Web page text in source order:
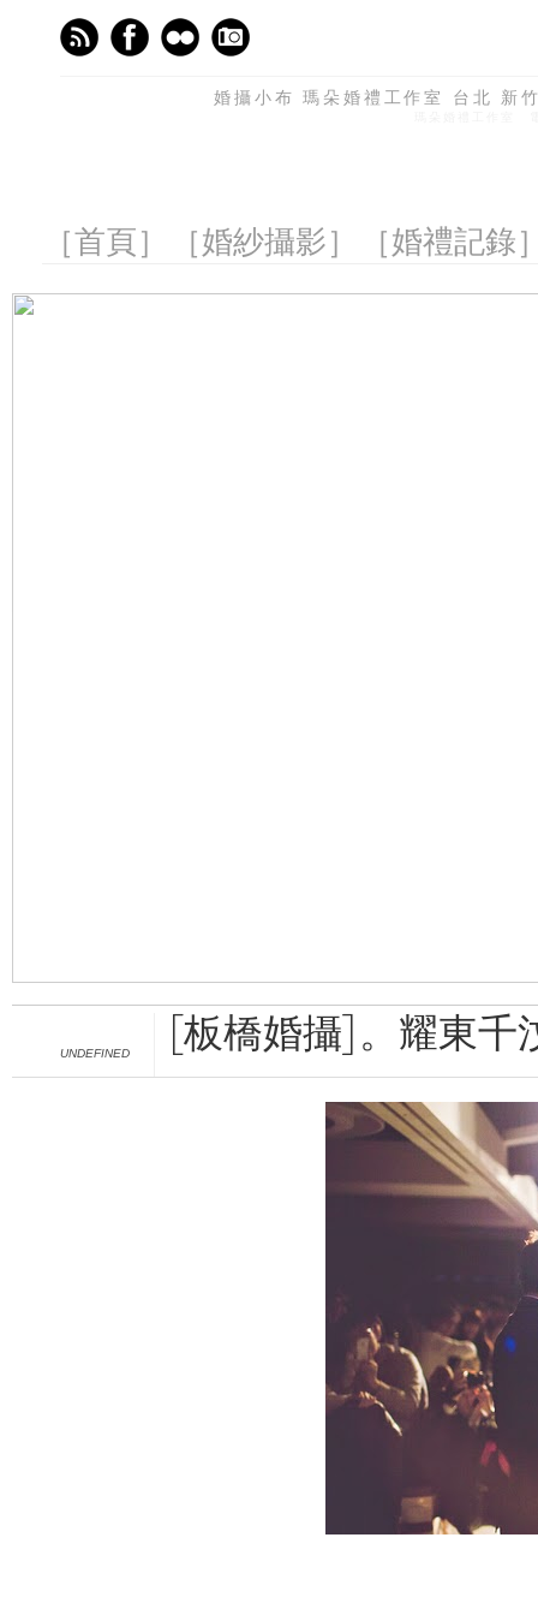
婚攝小布 瑪朵婚禮工作室 台北
［首頁］ ［婚紗攝影］ ［婚禮記錄
UNDEFINED [板橋婚攝]。耀東千